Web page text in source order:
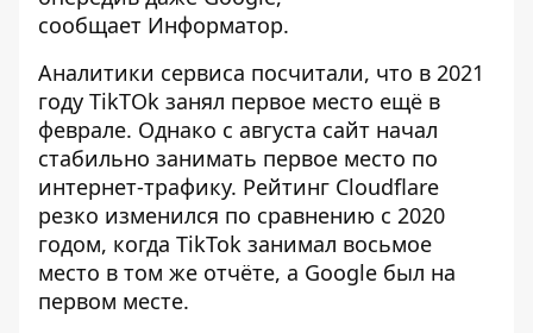
сообщает Информатор.
Аналитики сервиса посчитали, что в 2021
году TikTOk занял первое место ещё в
феврале. Однако с августа сайт начал
стабильно занимать первое место по
интернет-трафику. Рейтинг Cloudflare
резко изменился по сравнению с 2020
годом, когда TikTok занимал восьмое
место в том же отчёте, а Google был на
первом месте.